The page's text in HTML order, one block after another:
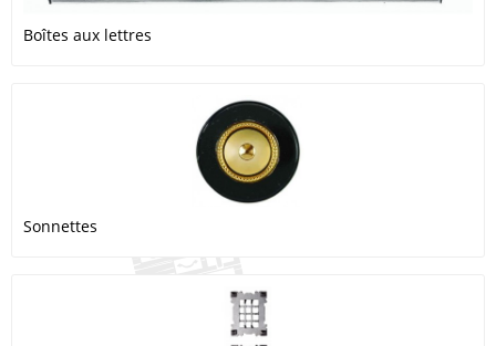
Boîtes aux lettres
Sonnettes